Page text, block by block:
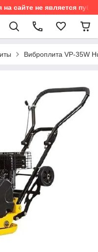
на сайте не является
Виброплита VP-35W